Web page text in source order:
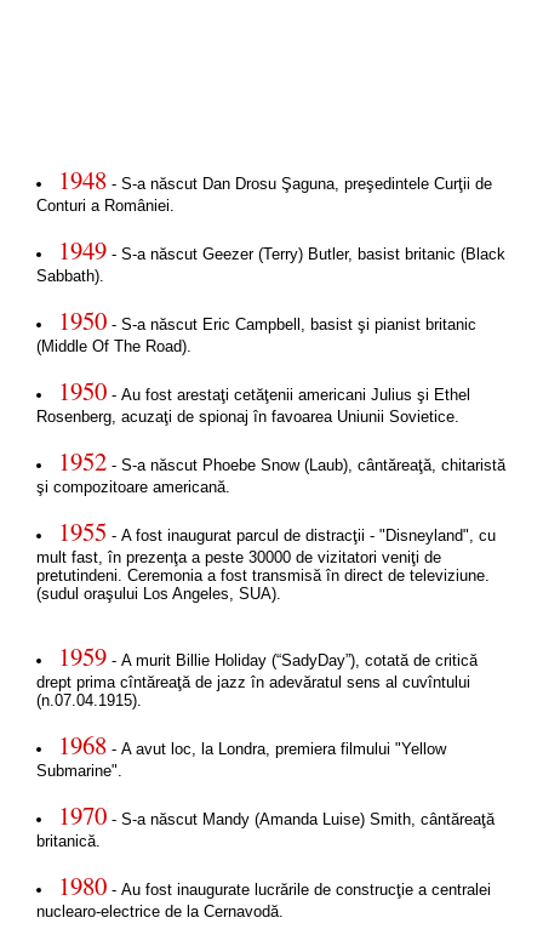
1948- S-a născut Dan Drosu Şaguna, preşedintele Curţii de
Conturi a României.
1949- S-a născut Geezer (Terry) Butler, basist britanic (Black
Sabbath).
1950- S-a născut Eric Campbell, basist şi pianist britanic
(Middle Of The Road).
1950- Au fost arestaţi cetăţenii americani Julius şi Ethel
Rosenberg, acuzaţi de spionaj în favoarea Uniunii Sovietice.
1952- S-a născut Phoebe Snow (Laub), cântăreaţă, chitaristă
şi compozitoare americană.
1955 - A fost inaugurat parcul de distracţii - "Disneyland", cu
mult fast, în prezenţa a peste 30000 de vizitatori veniţi de
pretutindeni. Ceremonia a fost transmisă în direct de televiziune.
(sudul oraşului Los Angeles, SUA).
1959- A murit Billie Holiday (“SadyDay”), cotată de critică
drept prima cîntăreaţă de jazz în adevăratul sens al cuvîntului
(n.07.04.1915).
1968- A avut loc, la Londra, premiera filmului "Yellow
Submarine".
1970- S-a născut Mandy (Amanda Luise) Smith, cântăreaţă
britanică.
1980- Au fost inaugurate lucrările de construcţie a centralei
nuclearo-electrice de la Cernavodă.